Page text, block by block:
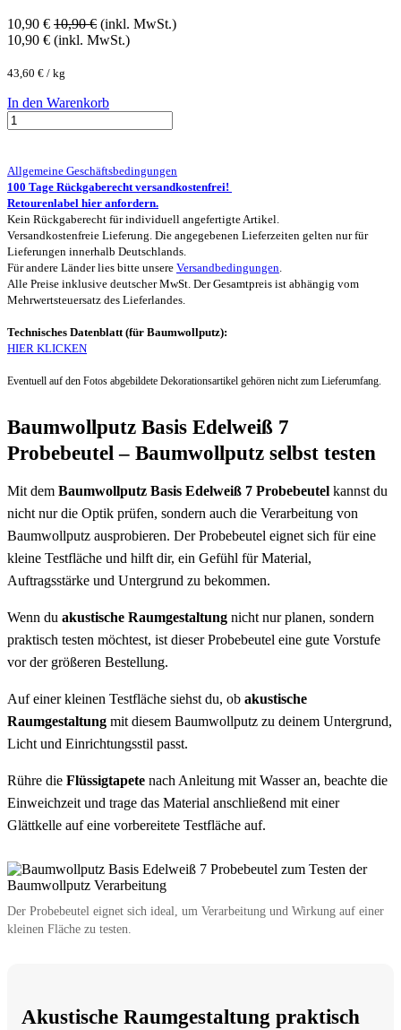
10,90 € 10,90€ (inkl. MwSt.)
10,90 € (inkl. MwSt.)
43,60 € / kg
In den Warenkorb
Allgemeine Geschäftsbedingungen
100 Tage Rückgaberecht versandkostenfrei!
Retourenlabel hier anfordern.
Kein Rückgaberecht für individuell angefertigte Artikel.
Versandkostenfreie Lieferung. Die angegebenen Lieferzeiten gelten nur für
Lieferungen innerhalb Deutschlands.
Für andere Länder lies bitte unsere Versandbedingungen.
Alle Preise inklusive deutscher MwSt. Der Gesamtpreis ist abhängig vom
Mehrwertsteuersatz des Lieferlandes.
Technisches Datenblatt (für Baumwollputz):
HIER KLICKEN
Eventuell auf den Fotos abgebildete Dekorationsartikel gehören nicht zum Lieferumfang.
Baumwollputz Basis Edelweiß 7
Probebeutel – Baumwollputz selbst testen
Mit dem Baumwollputz Basis Edelweiß 7 Probebeutel kannst du
nicht nur die Optik prüfen, sondern auch die Verarbeitung von
Baumwollputz ausprobieren. Der Probebeutel eignet sich für eine
kleine Testfläche und hilft dir, ein Gefühl für Material,
Auftragsstärke und Untergrund zu bekommen.
Wenn du akustische Raumgestaltung nicht nur planen, sondern
praktisch testen möchtest, ist dieser Probebeutel eine gute Vorstufe
vor der größeren Bestellung.
Auf einer kleinen Testfläche siehst du, ob akustische
Raumgestaltung mit diesem Baumwollputz zu deinem Untergrund,
Licht und Einrichtungsstil passt.
Rühre die Flüssigtapete nach Anleitung mit Wasser an, beachte die
Einweichzeit und trage das Material anschließend mit einer
Glättkelle auf eine vorbereitete Testfläche auf.
Der Probebeutel eignet sich ideal, um Verarbeitung und Wirkung auf einer
kleinen Fläche zu testen.
Akustische Raumgestaltung praktisch